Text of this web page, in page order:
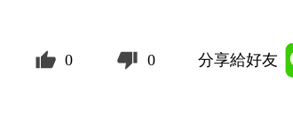
0 0 分享給好友